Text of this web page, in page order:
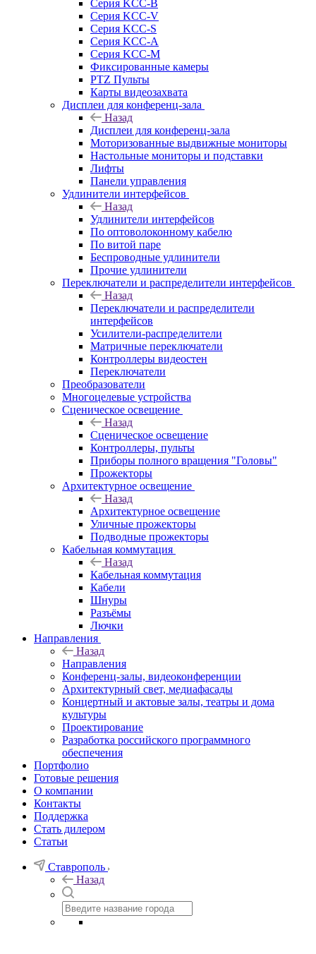
Серия KCC-B
Серия KCC-V
Серия KCC-S
Серия KCC-A
Серия KCC-M
Фиксированные камеры
PTZ Пульты
Карты видеозахвата
Дисплеи для конференц-зала
Назад
Дисплеи для конференц-зала
Моторизованные выдвижные мониторы
Настольные мониторы и подставки
Лифты
Панели управления
Удлинители интерфейсов
Назад
Удлинители интерфейсов
По оптоволоконному кабелю
По витой паре
Беспроводные удлинители
Прочие удлинители
Переключатели и распределители интерфейсов
Назад
Переключатели и распределители
интерфейсов
Усилители-распределители
Матричные переключатели
Контроллеры видеостен
Переключатели
Преобразователи
Многоцелевые устройства
Сценическое освещение
Назад
Сценическое освещение
Контроллеры, пульты
Приборы полного вращения "Головы"
Прожекторы
Архитектурное освещение
Назад
Архитектурное освещение
Уличные прожекторы
Подводные прожекторы
Кабельная коммутация
Назад
Кабельная коммутация
Кабели
Шнуры
Разъёмы
Лючки
Направления
Назад
Направления
Конференц-залы, видеоконференции
Архитектурный свет, медиафасады
Концертный и актовые залы, театры и дома
культуры
Проектирование
Разработка российского программного
обеспечения
Портфолио
Готовые решения
О компании
Контакты
Поддержка
Стать дилером
Статьи
Ставрополь
Назад